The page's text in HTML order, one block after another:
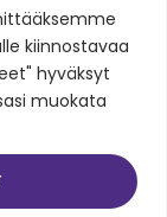
kiinnostavaa
hyväksyt
muokata